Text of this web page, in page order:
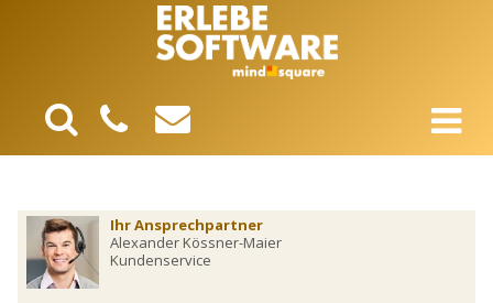
Ihr Ansprechpartner
Alexander Kössner-Maier
Kundenservice